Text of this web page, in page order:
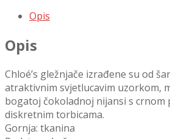
Opis
Opis
Chloé’s gležnjače izrađene su od
atraktivnim svjetlucavim uzorkom,
bogatoj čokoladnoj nijansi s crnom
diskretnim torbicama.
Gornja: tkanina